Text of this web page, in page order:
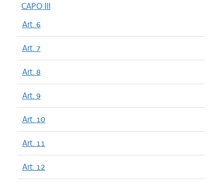
CAPO III
Art. 6
Art. 7
Art. 8
Art. 9
Art. 10
Art. 11
Art. 12